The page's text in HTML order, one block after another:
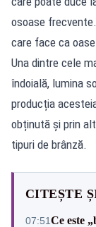
osoase
care face ca
Una dintre cele
îndoială, lumina
producția
obținută și prin
tipuri de brânză.
CITEȘTE
07:51Ce este